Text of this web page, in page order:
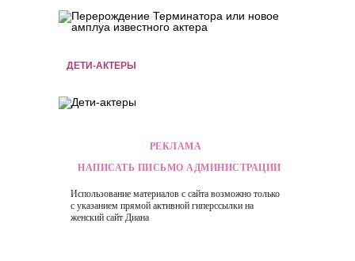
ДЕТИ-АКТЕРЫ
РЕКЛАМА
НАПИСАТЬ ПИСЬМО АДМИНИСТРАЦИИ
Использование материалов с сайта возможно только
с указанием прямой активной гиперссылки на
женский сайт Диана